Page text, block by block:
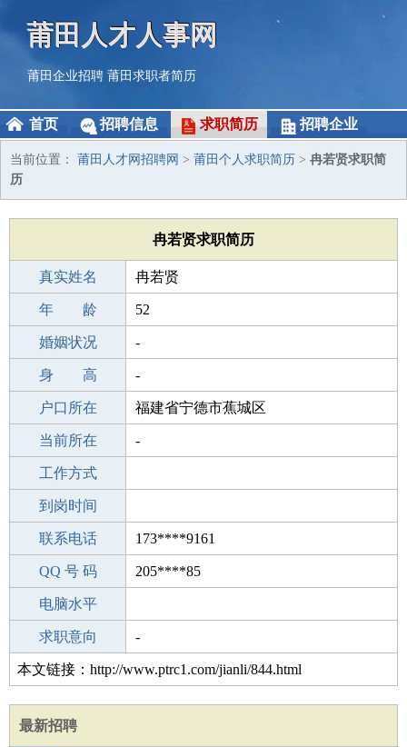
莆田人才人事网
莆田企业招聘 莆田求职者简历
首页 招聘信息 求职简历 招聘企业
当前位置： 莆田人才网招聘网 > 莆田个人求职简历 > 冉若贤求职简
历
冉若贤求职简历
真实姓名 冉若贤
性 别 男
年 龄 52
出生年月 1974-06-20
婚姻状况 -
学 历 高中
身 高 -
毕业学校 北京垡上中学
户口所在 福建省宁德市蕉城区
所学专业 -
当前所在 -
工作经验
工作方式
驾 照
到岗时间
期望月薪
联系电话 173****9161
手机号码 173****9161
QQ 号 码 205****85
微信号码
电脑水平
外语水平
求职意向 -
本文链接：http://www.ptrc1.com/jianli/844.html
最新招聘